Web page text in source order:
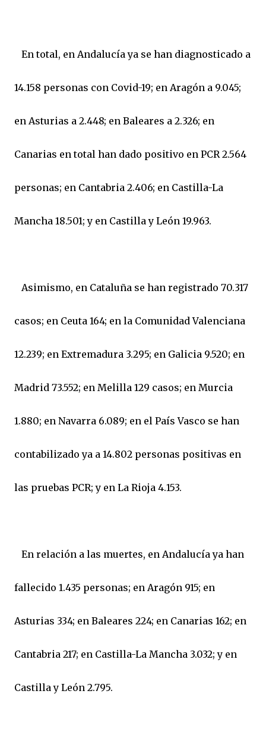
En total, en Andalucía ya se han diagnosticado a
14.158 personas con Covid-19; en Aragón a 9.045;
en Asturias a 2.448; en Baleares a 2.326; en
Canarias en total han dado positivo en PCR 2.564
personas; en Cantabria 2.406; en Castilla-La
Mancha 18.501; y en Castilla y León 19.963.
Asimismo, en Cataluña se han registrado 70.317
casos; en Ceuta 164; en la Comunidad Valenciana
12.239; en Extremadura 3.295; en Galicia 9.520; en
Madrid 73.552; en Melilla 129 casos; en Murcia
1.880; en Navarra 6.089; en el País Vasco se han
contabilizado ya a 14.802 personas positivas en
las pruebas PCR; y en La Rioja 4.153.
En relación a las muertes, en Andalucía ya han
fallecido 1.435 personas; en Aragón 915; en
Asturias 334; en Baleares 224; en Canarias 162; en
Cantabria 217; en Castilla-La Mancha 3.032; y en
Castilla y León 2.795.